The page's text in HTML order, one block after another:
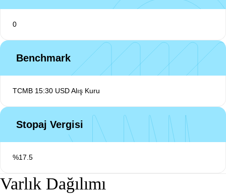
0
Benchmark
TCMB 15:30 USD Alış Kuru
Stopaj Vergisi
%17.5
Varlık Dağılımı